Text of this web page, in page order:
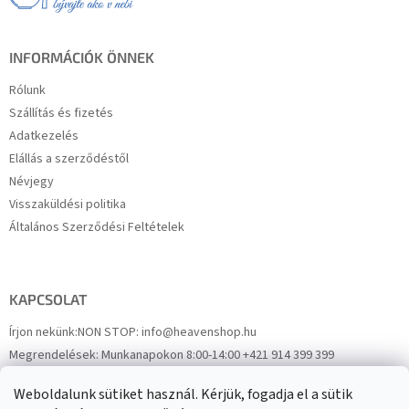
Weboldalunk sütiket használ. Kérjük, fogadja el a sütik
INFORMÁCIÓK ÖNNEK
Rólunk
Szállítás és fizetés
Adatkezelés
Elállás a szerződéstől
Névjegy
Visszaküldési politika
Általános Szerződési Feltételek
KAPCSOLAT
Írjon nekünk:NON STOP: info@heavenshop.hu
Megrendelések:Munkanapokon 8:00-14:00 +421 914 399 399
FacebookHeavenShop.sk